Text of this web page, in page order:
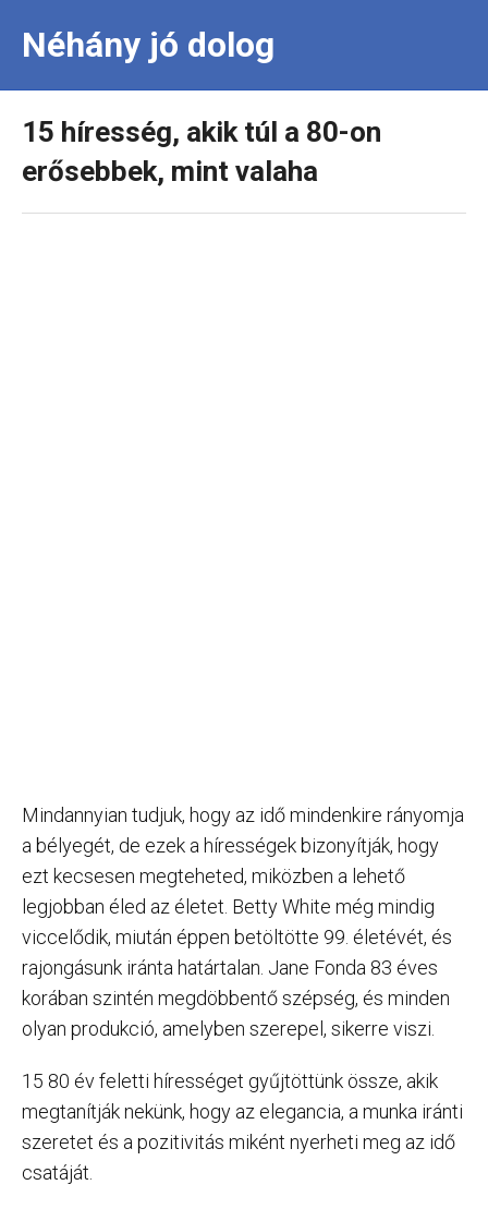
Néhány jó dolog
15 híresség, akik túl a 80-on
erősebbek, mint valaha
Mindannyian tudjuk, hogy az idő mindenkire rányomja
a bélyegét, de ezek a hírességek bizonyítják, hogy
ezt kecsesen megteheted, miközben a lehető
legjobban éled az életet. Betty White még mindig
viccelődik, miután éppen betöltötte 99. életévét, és
rajongásunk iránta határtalan. Jane Fonda 83 éves
korában szintén megdöbbentő szépség, és minden
olyan produkció, amelyben szerepel, sikerre viszi.
15 80 év feletti hírességet gyűjtöttünk össze, akik
megtanítják nekünk, hogy az elegancia, a munka iránti
szeretet és a pozitivitás miként nyerheti meg az idő
csatáját.